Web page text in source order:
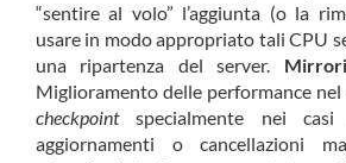
“sentire al volo” l’aggiunta (o la
usare in modo appropriato tali CPU
una ripartenza del server.
Miglioramento delle performance nel
checkpointspecialmente nei
aggiornamenti o cancellazioni